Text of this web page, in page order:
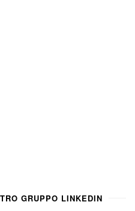
GRUPPO LINKEDIN